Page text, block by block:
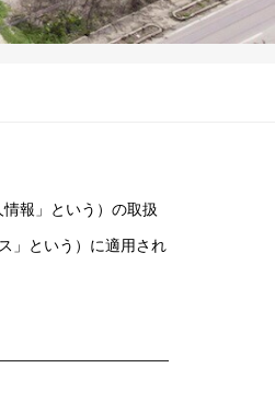
報」という）の取扱
」という）に適用され